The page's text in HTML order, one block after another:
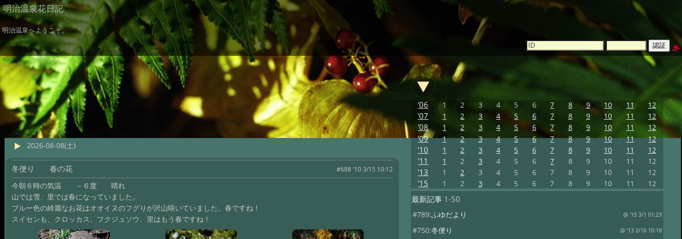
明治温泉花日記
明治温泉へようこそ。
2026-08-08(土)
冬便り 春の花 #688 '10 3/15 10:12
今朝６時の気温 －６度 晴れ
山では雪、里では春になっていました。
ブルー色の綺麗なお花はオオイヌのフグりが沢山咲いていました。春ですね！
スイセンも、クロッカス、フクジュソウ、里はもう春ですね！
'06 1 2 3 4 5 6 7 8 9 10 11 12
'07 1 2 3 4 5 6 7 8 9 10 11 12
'08 1 2 3 4 5 6 7 8 9 10 11 12
'09 1 2 3 4 5 6 7 8 9 10 11 12
'10 1 2 3 4 5 6 7 8 9 10 11 12
'11 1 2 3 4 5 6 7 8 9 10 11 12
'13 1 2 3 4 5 6 7 8 9 10 11 12
'15 1 2 3 4 5 6 7 8 9 10 11 12
最新記事1-50
#789:ふゆだより @ '15 3/1 01:23
#750:冬便り @ '13 2/16 10:18